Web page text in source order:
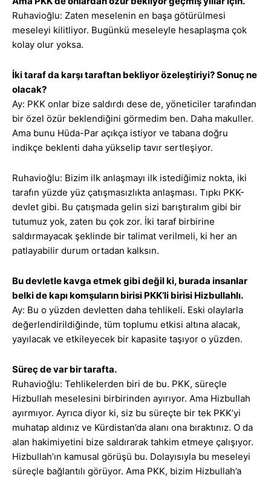
Ruhavioğlu: Zaten meselenin en başa götürülmesi
meseleyi kilitliyor. Bugünkü meseleyle hesaplaşma çok
kolay olur yoksa.
İki taraf da karşı taraftan bekliyor özeleştiriyi? Sonuç ne
olacak?
Ay: PKK onlar bize saldırdı dese de, yöneticiler tarafından
bir özel özür beklendiğini görmedim ben. Daha makuller.
Ama bunu Hüda-Par açıkça istiyor ve tabana doğru
indikçe beklenti daha yükselip tavır sertleşiyor.
Ruhavioğlu: Bizim ilk anlaşmayı ilk istediğimiz nokta, iki
tarafın yüzde yüz çatışmasızlıkta anlaşması. Tıpkı PKK-
devlet gibi. Bu çatışmada gelin sizi barıştıralım gibi bir
tutumuz yok, zaten bu çok zor. İki taraf birbirine
saldırmayacak şeklinde bir talimat verilmeli, ki her an
patlayabilir durum ortadan kalksın.
Bu devletle kavga etmek gibi değil ki, burada insanlar
belki de kapı komşuların birisi PKK’li birisi Hizbullahlı.
Ay: Bu o yüzden devletten daha tehlikeli. Eski olaylarla
değerlendirildiğinde, tüm toplumu etkisi altına alacak,
yayılacak ve etkileyecek bir kapasite taşıyor o yüzden.
Süreç de var bir tarafta.
Ruhavioğlu: Tehlikelerden biri de bu. PKK, süreçle
Hizbullah meselesini birbirinden ayırıyor. Ama Hizbullah
ayırmıyor. Ayrıca diyor ki, siz bu süreçte bir tek PKK’yi
muhatap aldınız ve Kürdistan’da alanı ona bıraktınız. O da
alan hakimiyetini bize saldırarak tahkim etmeye çalışıyor.
Hizbullah’ın kamusal görüşü bu. Dolayısıyla bu meseleyi
süreçle bağlantılı görüyor. Ama PKK, bizim Hizbullah’a